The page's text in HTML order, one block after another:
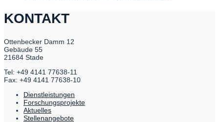
KONTAKT
Ottenbecker Damm 12
Gebäude 55
21684 Stade
Tel: +49 4141 77638-11
Fax: +49 4141 77638-10
Dienstleistungen
Forschungsprojekte
Aktuelles
Stellenangebote